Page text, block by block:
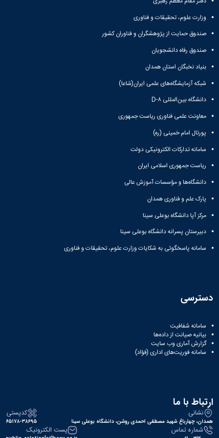
رهبری
تماس
دانشگاه
عمومی
آدرس
دانشکده‌ها
شماره
آموزش
کارکنان
تقویم
آموزشی
نظامنامه
اخلاق
آموزش
دانش‌آموختگان
آزمایشگاه
باستان
شناسی
آزمایشگاه
ربات
و
آزمایشگاه
ژئوماتیک
پژوهش
کتابخانه
و
مرکز
اسناد
پایان
و
رساله
سنجی
همایش‌ها
انتشارات
دانشگاه
فصلنامه
و
فناوری
و
حسابداری
صنایع
غذایی
بهار
مجتمع
عالی
فاطمیه
(ویژه
دختران)
زمین
چمن
سالن‌های
ورزشی
سیاحتی
باغ
دانشگاه
موزه
طبیعی
دانشگاه
(محمد)
وزارت علوم، تحقیقات و فناوری
صندوق حمایت از پژوهشگران و فناوران کشور
صندوق رفاه دانشجویان
بنیاد نخبگان استان همدان
شبکه آزمایشگاه‌های علمی ایران(شاعا)
دانشگاه بین‌المللی D-۸
معاونت علمی فناوری ریاست جمهوری
پورتال امام خمینی (ره)
سامانه تدارکات الکترونیکی دولت
ریاست جمهوری اسلامی ایران
دانشگاه‌ها و مؤسسات آموزش عالی
پارک علم و فناوری همدان
مرکز آپا دانشگاه بوعلی سینا
دبیرستان پسرانه دانشگاه بوعلی سینا
سامانه پاسخگوئی به شکایات وزارت علوم، تحقیقات و فناوری
دسترسی
سامانه شفافیت
بیانیه صیانت از داده‌ها
گزارش آماری وب‌ سایت
سامانه فوریت‌های اداری (فؤاد)
ارتباط با ما
نشانی
همدان، چهارباغ شهید مصطفی احمدی روشن، دانشگاه بوعلی سینا
کدپستی
۶۵۱۷۸-۳۸۶۹۵
شماره تماس پست الکترونیک